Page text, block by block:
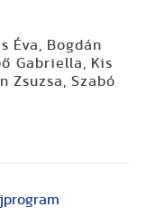
Éva, Bogdán
Gabriella, Kis
Zsuzsa, Szabó